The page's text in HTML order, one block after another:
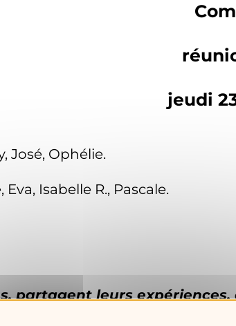
jeudi
José, Ophélie.
Isabelle R., Pascale.
partagent leurs